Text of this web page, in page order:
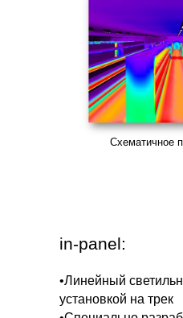
Схематичное
•Линейный
установкой на трек
in-panel: